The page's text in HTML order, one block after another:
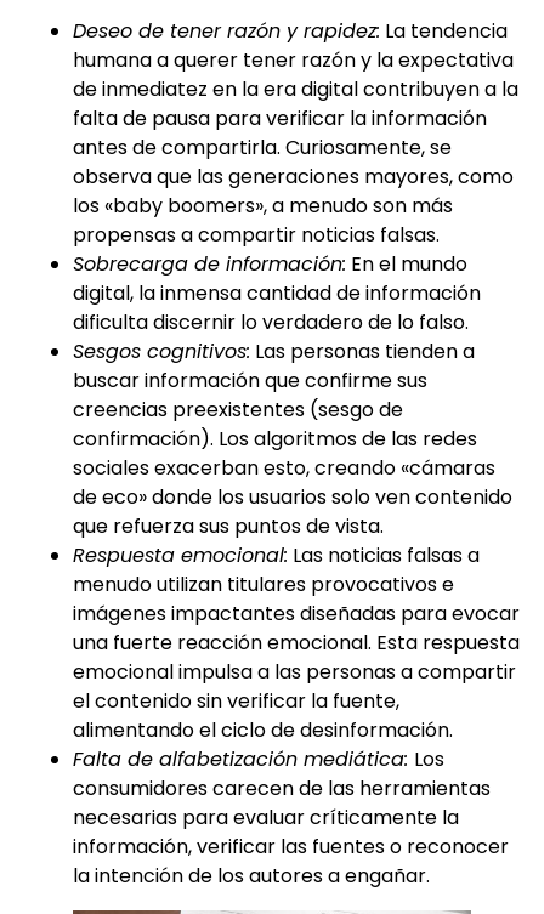
Deseo de tener razón y rapidez: La tendencia
humana a querer tener razón y la expectativa
de inmediatez en la era digital contribuyen a la
falta de pausa para verificar la información
antes de compartirla. Curiosamente, se
observa que las generaciones mayores, como
los «baby boomers», a menudo son más
propensas a compartir noticias falsas.
Sobrecarga de información: En el mundo
digital, la inmensa cantidad de información
dificulta discernir lo verdadero de lo falso.
Sesgos cognitivos: Las personas tienden a
buscar información que confirme sus
creencias preexistentes (sesgo de
confirmación). Los algoritmos de las redes
sociales exacerban esto, creando «cámaras
de eco» donde los usuarios solo ven contenido
que refuerza sus puntos de vista.
Respuesta emocional: Las noticias falsas a
menudo utilizan titulares provocativos e
imágenes impactantes diseñadas para evocar
una fuerte reacción emocional. Esta respuesta
emocional impulsa a las personas a compartir
el contenido sin verificar la fuente,
alimentando el ciclo de desinformación.
Falta de alfabetización mediática: Los
consumidores carecen de las herramientas
necesarias para evaluar críticamente la
información, verificar las fuentes o reconocer
la intención de los autores a engañar.